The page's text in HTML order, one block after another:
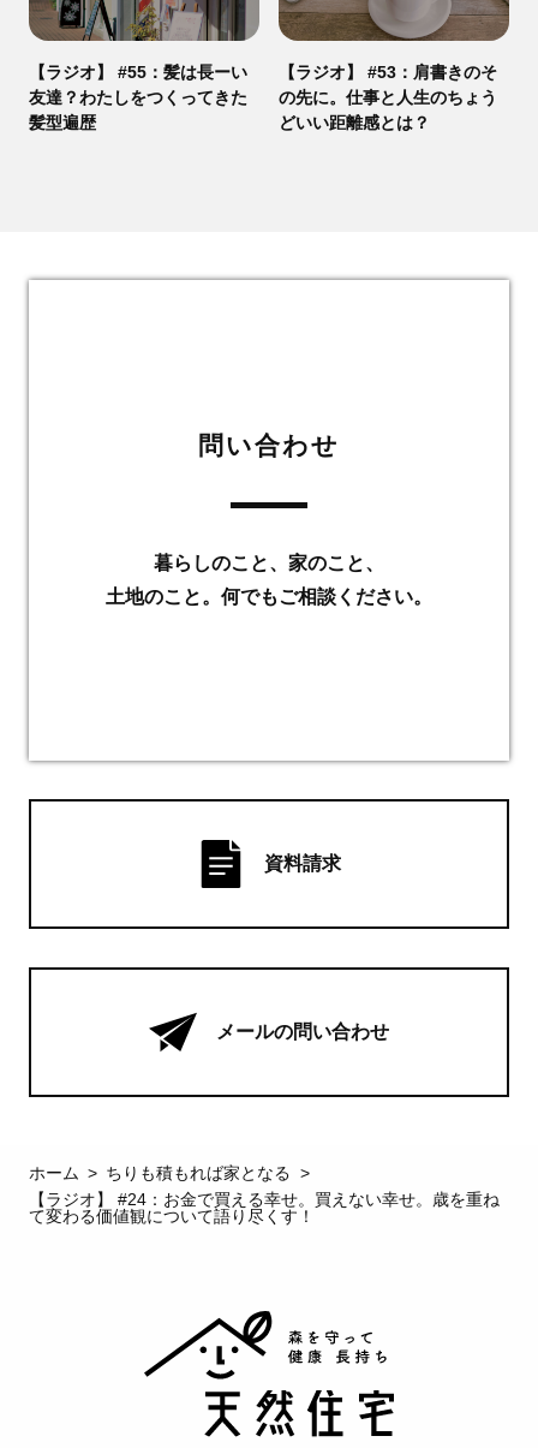
【ラジオ】 #55：髪は長ーい
友達？わたしをつくってきた
髪型遍歴
【ラジオ】 #53：肩書きのそ
の先に。仕事と人生のちょう
どいい距離感とは？
資料請求
問い合わせ
暮らしのこと、家のこと、
土地のこと。何でもご相談ください。
メールの問い合わせ
ホーム
ちりも積もれば家となる
【ラジオ】 #24：お金で買える幸せ。買えない幸せ。歳を重ね
て変わる価値観について語り尽くす！